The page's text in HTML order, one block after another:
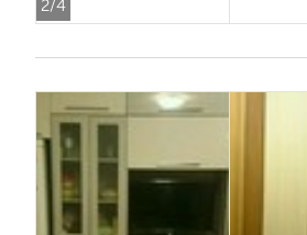
2/4